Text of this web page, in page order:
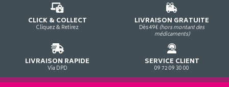
CLICK & COLLECT
Cliquez & Retirez
LIVRAISON GRATUITE
Dès 49€ (hors montant des
médicaments)
LIVRAISON RAPIDE
Via DPD
SERVICE CLIENT
09 72 09 30 00